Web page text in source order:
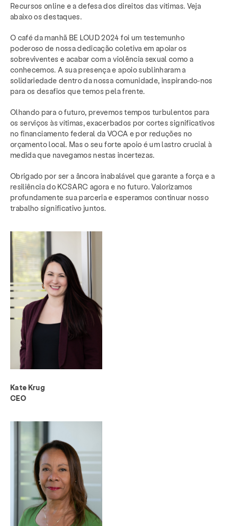
Recursos online e a defesa dos direitos das vítimas. Veja
abaixo os destaques.
O café da manhã BE LOUD 2024 foi um testemunho
poderoso de nossa dedicação coletiva em apoiar os
sobreviventes e acabar com a violência sexual como a
conhecemos. A sua presença e apoio sublinharam a
solidariedade dentro da nossa comunidade, inspirando-nos
para os desafios que temos pela frente.
Olhando para o futuro, prevemos tempos turbulentos para
os serviços às vítimas, exacerbados por cortes significativos
no financiamento federal da VOCA e por reduções no
orçamento local. Mas o seu forte apoio é um lastro crucial à
medida que navegamos nestas incertezas.
Obrigado por ser a âncora inabalável que garante a força e a
resiliência do KCSARC agora e no futuro. Valorizamos
profundamente sua parceria e esperamos continuar nosso
trabalho significativo juntos.
Kate Krug
CEO